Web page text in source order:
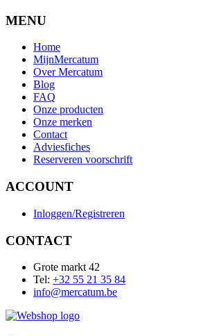
MENU
Home
MijnMercatum
Over Mercatum
Blog
FAQ
Onze producten
Onze merken
Contact
Adviesfiches
Reserveren voorschrift
ACCOUNT
Inloggen/Registreren
CONTACT
Grote markt 42
Tel: +32 55 21 35 84
info@mercatum.be